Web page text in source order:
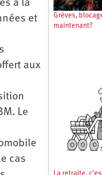
à la
et
aux
Le
cas
Grèves,
maintenant?